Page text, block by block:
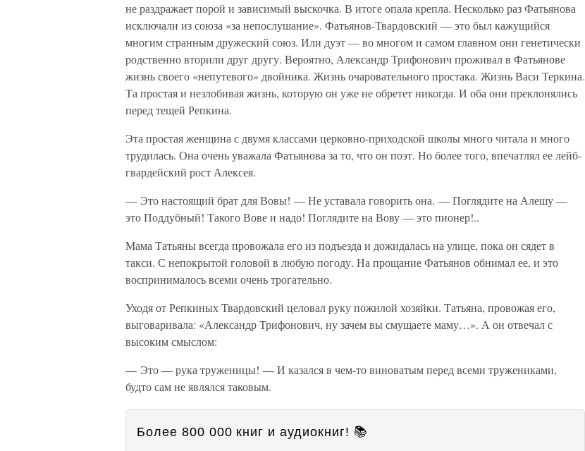
не раздражает порой и зависимый выскочка. В итоге опала крепла. Несколько раз Фатьянова
исключали из союза «за непослушание». Фатьянов-Твардовский — это был кажущийся
многим странным дружеский союз. Или дуэт — во многом и самом главном они генетически
родственно вторили друг другу. Вероятно, Александр Трифонович проживал в Фатьянове
жизнь своего «непутевого» двойника. Жизнь очаровательного простака. Жизнь Васи Теркина.
Та простая и незлобивая жизнь, которую он уже не обретет никогда. И оба они преклонялись
перед тещей Репкина.
Эта простая женщина с двумя классами церковно-приходской школы много читала и много
трудилась. Она очень уважала Фатьянова за то, что он поэт. Но более того, впечатлял ее лейб-
гвардейский рост Алексея.
— Это настоящий брат для Вовы! — Не уставала говорить она. — Поглядите на Алешу —
это Поддубный! Такого Вове и надо! Поглядите на Вову — это пионер!..
Мама Татьяны всегда провожала его из подъезда и дожидалась на улице, пока он сядет в
такси. С непокрытой головой в любую погоду. На прощание Фатьянов обнимал ее, и это
воспринималось всеми очень трогательно.
Уходя от Репкиных Твардовский целовал руку пожилой хозяйки. Татьяна, провожая его,
выговаривала: «Александр Трифонович, ну зачем вы смущаете маму…». А он отвечал с
высоким смыслом:
— Это — рука труженицы! — И казался в чем-то виноватым перед всеми тружениками,
будто сам не являлся таковым.
Более 800 000 книг и аудиокниг! 📚